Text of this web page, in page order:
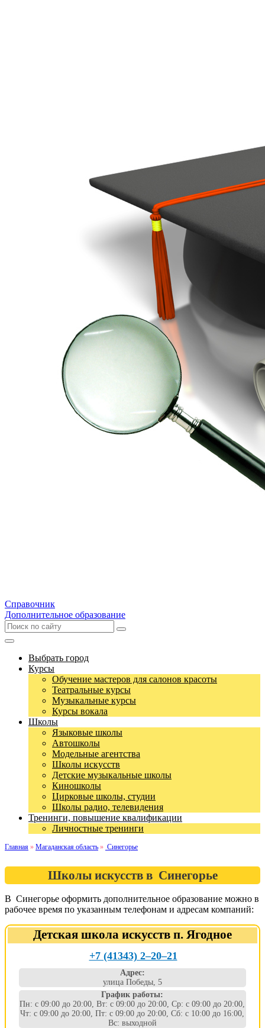
Справочник
Дополнительное образование
Выбрать город
Курсы
Обучение мастеров для салонов красоты
Театральные курсы
Музыкальные курсы
Курсы вокала
Школы
Языковые школы
Автошколы
Модельные агентства
Школы искусств
Детские музыкальные школы
Киношколы
Цирковые школы, студии
Школы радио, телевидения
Тренинги, повышение квалификации
Личностные тренинги
Главная » Магаданская область » Синегорье
Школы искусств в Синегорье
В Синегорье оформить дополнительное образование можно в
рабочее время по указанным телефонам и адресам компаний:
Детская школа искусств п. Ягодное
+7 (41343) 2‒20‒21
Адрес:
улица Победы, 5
График работы:
Пн: с 09:00 до 20:00, Вт: с 09:00 до 20:00, Ср: с 09:00 до 20:00,
Чт: с 09:00 до 20:00, Пт: с 09:00 до 20:00, Сб: с 10:00 до 16:00,
Вс: выходной